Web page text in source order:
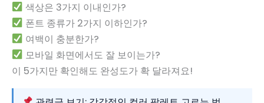
색상은 3가지 이내인가?
폰트 종류가 2가지 이하인가?
여백이 충분한가?
모바일 화면에서도 잘 보이는가?
이 5가지만 확인해도 완성도가 확 달라져요!